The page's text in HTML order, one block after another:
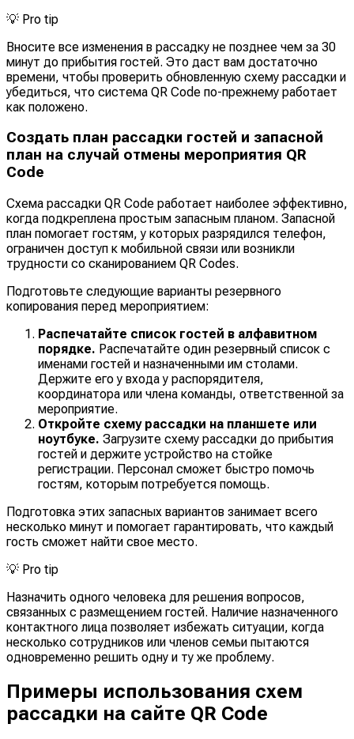
💡 Pro tip
Вносите все изменения в рассадку не позднее чем за 30
минут до прибытия гостей. Это даст вам достаточно
времени, чтобы проверить обновленную схему рассадки и
убедиться, что система QR Code по-прежнему работает
как положено.
Создать план рассадки гостей и запасной
план на случай отмены мероприятия QR
Code
Схема рассадки QR Code работает наиболее эффективно,
когда подкреплена простым запасным планом. Запасной
план помогает гостям, у которых разрядился телефон,
ограничен доступ к мобильной связи или возникли
трудности со сканированием QR Codes.
Подготовьте следующие варианты резервного
копирования перед мероприятием:
Распечатайте список гостей в алфавитном
порядке. Распечатайте один резервный список с
именами гостей и назначенными им столами.
Держите его у входа у распорядителя,
координатора или члена команды, ответственной за
мероприятие.
Откройте схему рассадки на планшете или
ноутбуке. Загрузите схему рассадки до прибытия
гостей и держите устройство на стойке
регистрации. Персонал сможет быстро помочь
гостям, которым потребуется помощь.
Подготовка этих запасных вариантов занимает всего
несколько минут и помогает гарантировать, что каждый
гость сможет найти свое место.
💡 Pro tip
Назначить одного человека для решения вопросов,
связанных с размещением гостей. Наличие назначенного
контактного лица позволяет избежать ситуации, когда
несколько сотрудников или членов семьи пытаются
одновременно решить одну и ту же проблему.
Примеры использования схем
рассадки на сайте QR Code